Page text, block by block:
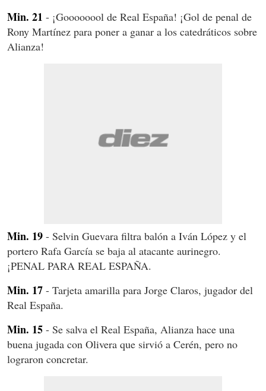
Min. 21 - ¡Goooooool de Real España! ¡Gol de penal de
Rony Martínez para poner a ganar a los catedráticos sobre
Alianza!
Min. 19 - Selvin Guevara filtra balón a Iván López y el
portero Rafa García se baja al atacante aurinegro.
¡PENAL PARA REAL ESPAÑA.
Min. 17 - Tarjeta amarilla para Jorge Claros, jugador del
Real España.
Min. 15 - Se salva el Real España, Alianza hace una
buena jugada con Olivera que sirvió a Cerén, pero no
lograron concretar.